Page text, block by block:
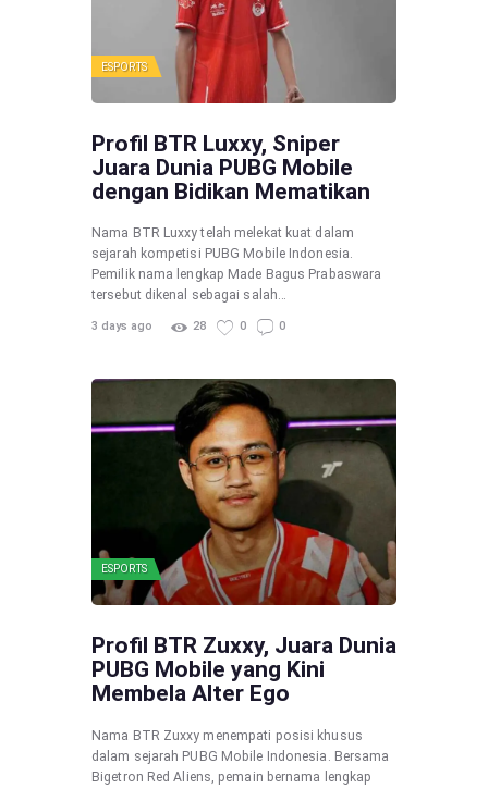
ESPORTS
Profil BTR Luxxy, Sniper
Juara Dunia PUBG Mobile
dengan Bidikan Mematikan
Nama BTR Luxxy telah melekat kuat dalam
sejarah kompetisi PUBG Mobile Indonesia.
Pemilik nama lengkap Made Bagus Prabaswara
tersebut dikenal sebagai salah…
3 days ago 28 0 0
ESPORTS
Profil BTR Zuxxy, Juara Dunia
PUBG Mobile yang Kini
Membela Alter Ego
Nama BTR Zuxxy menempati posisi khusus
dalam sejarah PUBG Mobile Indonesia. Bersama
Bigetron Red Aliens, pemain bernama lengkap